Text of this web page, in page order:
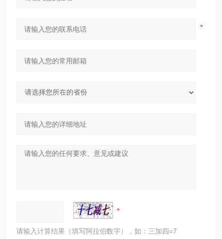
请输入计算结果（填写阿拉伯数字），如：三加四=7